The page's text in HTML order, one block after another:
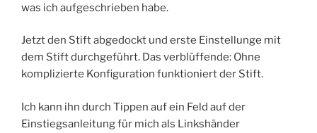
was ich aufgeschrieben habe.
Jetzt den Stift abgedockt und erste Einstellunge mit
dem Stift durchgeführt. Das verblüffende: Ohne
komplizierte Konfiguration funktioniert der Stift.
Ich kann ihn durch Tippen auf ein Feld auf der
Einstiegsanleitung für mich als Linkshänder